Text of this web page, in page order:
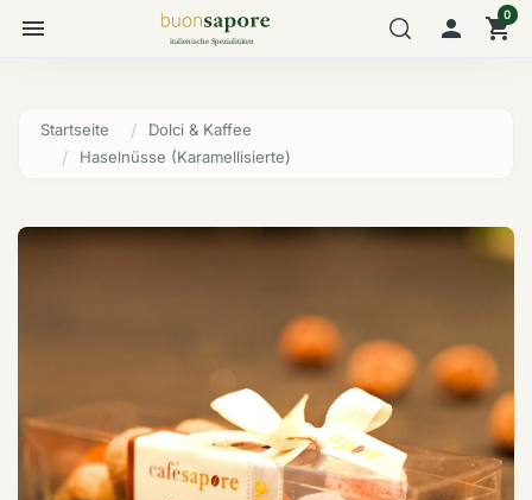
menu  shopping_cart
0
Startseite
Dolci & Kaffee
Haselnüsse (Karamellisierte)